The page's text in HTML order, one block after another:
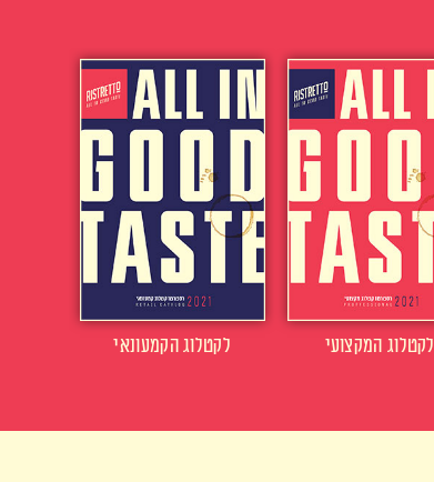
לקטלוג הקמעונאי לקטלוג המקצועי